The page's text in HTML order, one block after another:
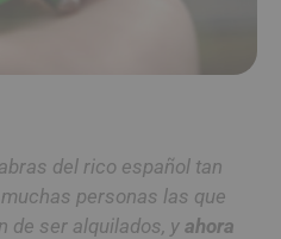
del rico español tan
personas las que
de ser alquilados, y ahora